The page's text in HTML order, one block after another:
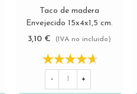
Ver más
Taco de madera
Envejecido 15x4x1,5 cm.
Ref.P1009
3,10 € (IVA no incluido)
- +